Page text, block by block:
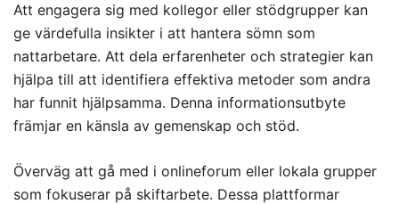
Att engagera sig med kollegor eller stödgrupper kan
ge värdefulla insikter i att hantera sömn som
nattarbetare. Att dela erfarenheter och strategier kan
hjälpa till att identifiera effektiva metoder som andra
har funnit hjälpsamma. Denna informationsutbyte
främjar en känsla av gemenskap och stöd.
Överväg att gå med i onlineforum eller lokala grupper
som fokuserar på skiftarbete. Dessa plattformar